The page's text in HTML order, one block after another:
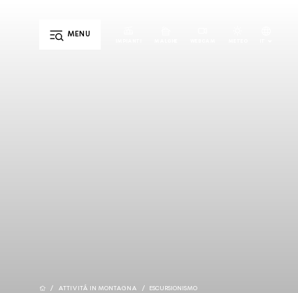
MENU
/ ATTIVITÁ IN MONTAGNA / ESCURSIONISMO